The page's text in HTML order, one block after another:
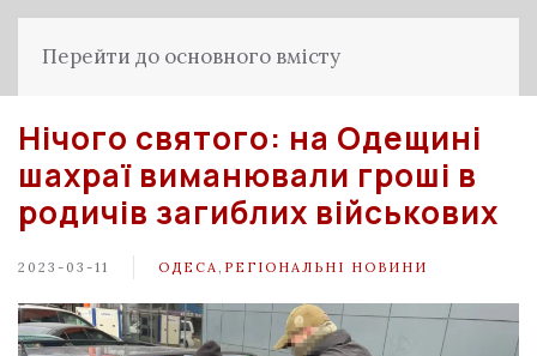
Перейти до основного вмісту
Нічого святого: на Одещині
шахраї виманювали гроші в
родичів загиблих військових
2023-03-11 ОДЕСА РЕГІОНАЛЬНІ НОВИНИ